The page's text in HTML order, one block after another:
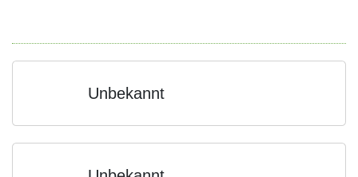
Unbekannt